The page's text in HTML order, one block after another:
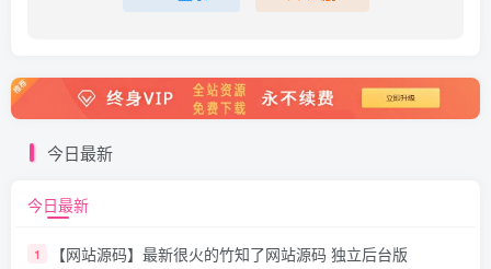
今日最新
今日最新
1 【网站源码】最新很火的竹知了网站源码 独立后台版